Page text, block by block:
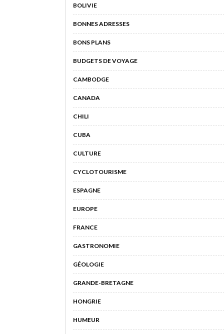
BOLIVIE
BONNES ADRESSES
BONS PLANS
BUDGETS DE VOYAGE
CAMBODGE
CANADA
CHILI
CUBA
CULTURE
CYCLOTOURISME
ESPAGNE
EUROPE
FRANCE
GASTRONOMIE
GÉOLOGIE
GRANDE-BRETAGNE
HONGRIE
HUMEUR